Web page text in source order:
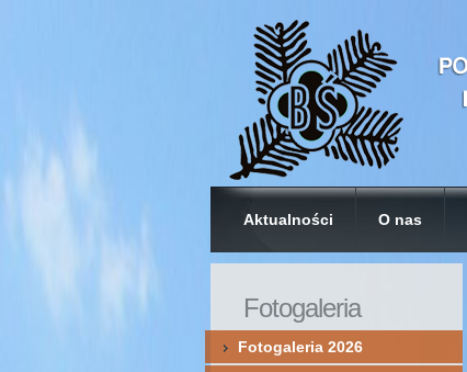
Aktualności O nas
Fotogaleria
Fotogaleria 2026